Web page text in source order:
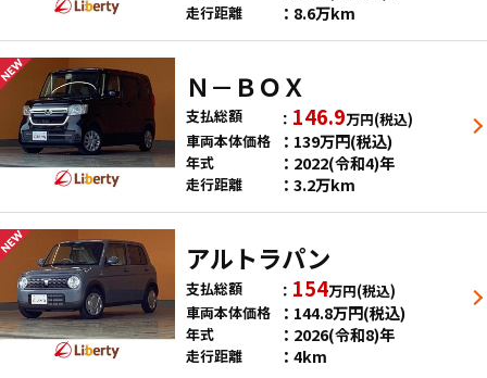
走行距離 8.6万km
Ｎ－ＢＯＸ
支払総額 146.9万円(税込)
車両本体価格
139万円(税込)
年式 2022(令和4)年
走行距離 3.2万km
アルトラパン
支払総額 154万円(税込)
車両本体価格
144.8万円(税込)
年式 2026(令和8)年
走行距離 4km